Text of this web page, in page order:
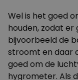
Wel is het goed
houden, zodat
bijvoorbeeld de
stroomt en daar
goed om de
hygrometer. Als